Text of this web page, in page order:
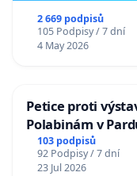
2 669 podpisů
105 Podpisy / 7 dní
4 May 2026
Petice proti
Polabinám v
103 podpisů
92 Podpisy / 7 dní
23 Jul 2026